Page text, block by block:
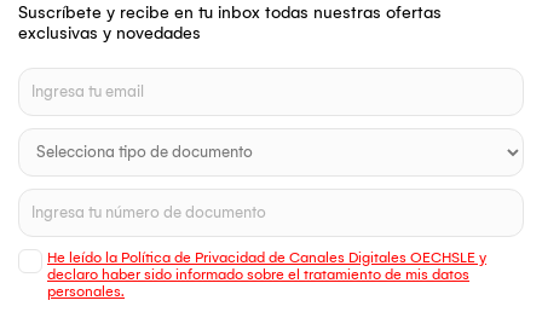
Suscríbete y recibe en tu inbox todas nuestras ofertas
exclusivas y novedades
He leído la Política de Privacidad de Canales Digitales OECHSLE y
declaro haber sido informado sobre el tratamiento de mis datos
personales.